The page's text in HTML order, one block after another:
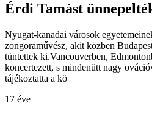
Érdi Tamást
Nyugat-kanadai városok
zongoraművész, akit közben
tüntettek ki.Vancouverben,
koncertezett, s mindenütt nagy
tájékoztatta a kö
17 éve